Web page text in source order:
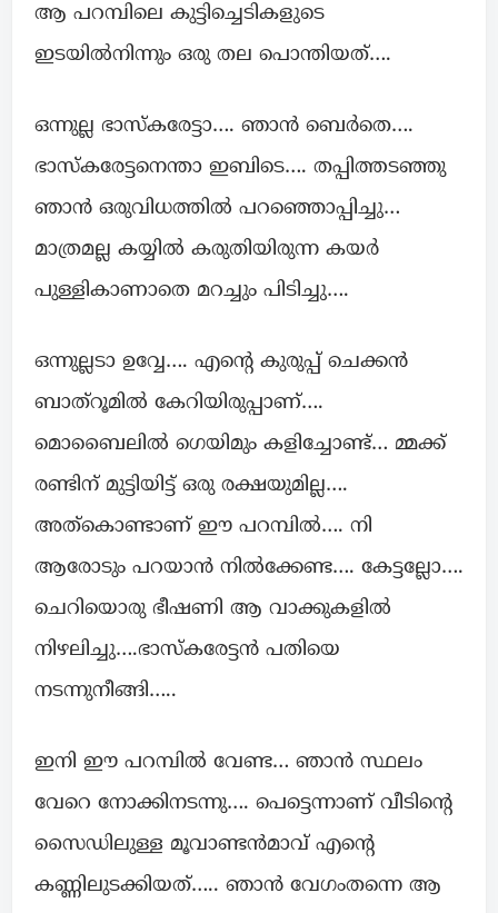
ആ പറമ്പിലെ കുട്ടിച്ചെടികളുടെ
ഇടയിൽനിന്നും ഒരു തല പൊന്തിയത്….
ഒന്നുല്ല ഭാസ്കരേട്ടാ…. ഞാൻ ബെർതെ….
ഭാസ്കരേട്ടനെന്താ ഇബിടെ…. തപ്പിത്തടഞ്ഞു
ഞാൻ ഒരുവിധത്തിൽ പറഞ്ഞൊപ്പിച്ചു…
മാത്രമല്ല കയ്യിൽ കരുതിയിരുന്ന കയർ
പുള്ളികാണാതെ മറച്ചും പിടിച്ചു….
ഒന്നുല്ലടാ ഉവ്വേ…. എന്റെ കുരുപ്പ് ചെക്കൻ
ബാത്‌റൂമിൽ കേറിയിരുപ്പാണ്….
മൊബൈലിൽ ഗെയിമും കളിച്ചോണ്ട്… മ്മക്ക്
രണ്ടിന് മുട്ടിയിട്ട് ഒരു രക്ഷയുമില്ല….
അത്കൊണ്ടാണ് ഈ പറമ്പിൽ…. നി
ആരോടും പറയാൻ നിൽക്കേണ്ട…. കേട്ടല്ലോ….
ചെറിയൊരു ഭീഷണി ആ വാക്കുകളിൽ
നിഴലിച്ചു….ഭാസ്കരേട്ടൻ പതിയെ
നടന്നുനീങ്ങി…..
ഇനി ഈ പറമ്പിൽ വേണ്ട… ഞാൻ സ്ഥലം
വേറെ നോക്കിനടന്നു…. പെട്ടെന്നാണ് വീടിന്റെ
സൈഡിലുള്ള മൂവാണ്ടൻമാവ് എന്റെ
കണ്ണിലുടക്കിയത്….. ഞാൻ വേഗംതന്നെ ആ